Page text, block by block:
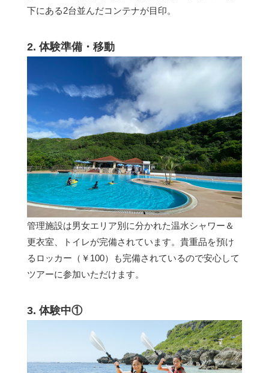
下にある2台並んだコンテナが目印。
2. 体験準備・移動
管理施設は男女エリア別に分かれた温水シャワー＆
更衣室、トイレが完備されています。貴重品を預け
るロッカー（￥100）も完備されているので安心して
ツアーに参加いただけます。
3. 体験中①